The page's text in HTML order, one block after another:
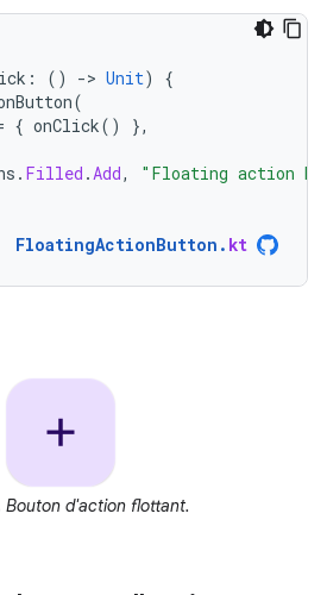
: () -> Unit)
{
(
{ onClick()
},
. Filled .Add,
"Floating action
FloatingActionButton . kt
Bouton d'action flottant.